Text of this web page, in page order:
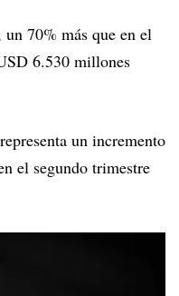
un 70% más que en el
6.530 millones
un incremento
el segundo trimestre